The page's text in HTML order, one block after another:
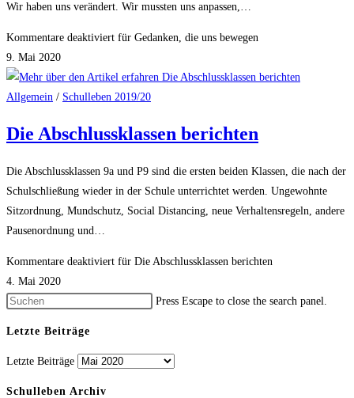
Wir haben uns verändert. Wir mussten uns anpassen,…
Kommentare deaktiviert für Gedanken, die uns bewegen
9. Mai 2020
Allgemein / Schulleben 2019/20
Die Abschlussklassen berichten
Die Abschlussklassen 9a und P9 sind die ersten beiden Klassen, die nach der
Schulschließung wieder in der Schule unterrichtet werden. Ungewohnte
Sitzordnung, Mundschutz, Social Distancing, neue Verhaltensregeln, andere
Pausenordnung und…
Kommentare deaktiviert für Die Abschlussklassen berichten
4. Mai 2020
Press Escape to close the search panel.
Letzte Beiträge
Letzte Beiträge
Schulleben Archiv